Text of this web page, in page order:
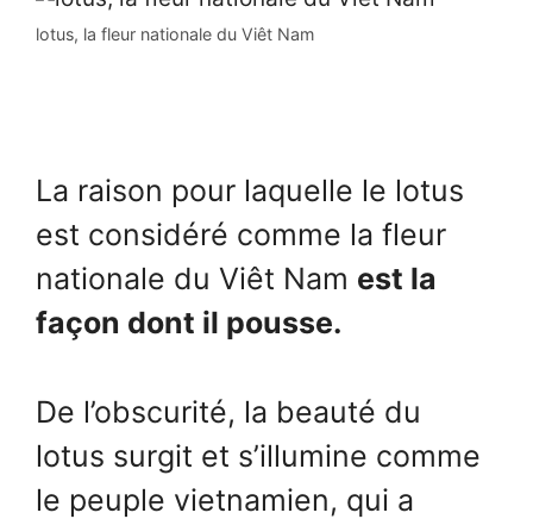
lotus, la fleur nationale du Viêt Nam
La raison pour laquelle le lotus
est considéré comme la fleur
nationale du Viêt Nam est la
façon dont il pousse.
De l’obscurité, la beauté du
lotus surgit et s’illumine comme
le peuple vietnamien, qui a